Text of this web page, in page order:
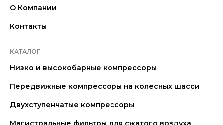
О Компании
Контакты
КАТАЛОГ
Низко и высокобарные компрессоры
Передвижные компрессоры на колесных шасси
Двухступенчатые компрессоры
Магистральные фильтры для сжатого воздуха